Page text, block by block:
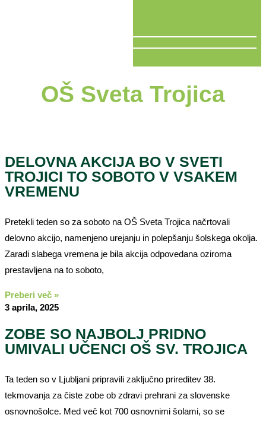
OŠ Sveta Trojica
DELOVNA AKCIJA BO V SVETI
TROJICI TO SOBOTO V VSAKEM
VREMENU
Pretekli teden so za soboto na OŠ Sveta Trojica načrtovali
delovno akcijo, namenjeno urejanju in polepšanju šolskega okolja.
Zaradi slabega vremena je bila akcija odpovedana oziroma
prestavljena na to soboto,
Preberi več »
3 aprila, 2025
ZOBE SO NAJBOLJ PRIDNO
UMIVALI UČENCI OŠ SV. TROJICA
Ta teden so v Ljubljani pripravili zaključno prireditev 38.
tekmovanja za čiste zobe ob zdravi prehrani za slovenske
osnovnošolce. Med več kot 700 osnovnimi šolami, so se